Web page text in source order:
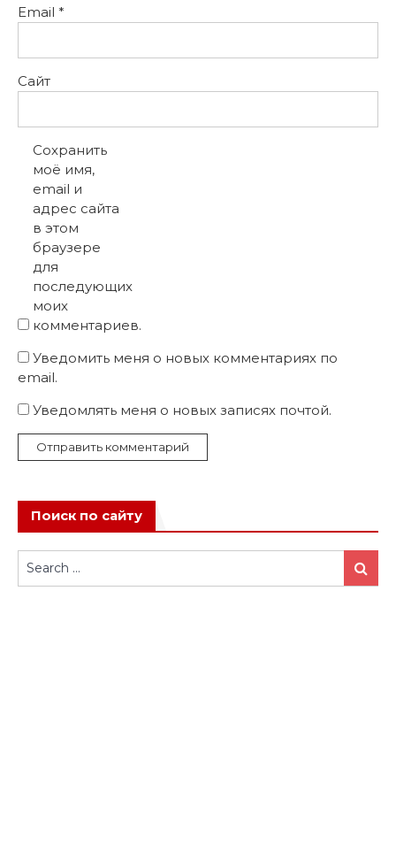
Email *
Сайт
Сохранить
моё имя,
email и
адрес сайта
в этом
браузере
для
последующих
моих
комментариев.
Уведомить меня о новых комментариях по
email.
Уведомлять меня о новых записях почтой.
Поиск по сайту
Search
for:
Search